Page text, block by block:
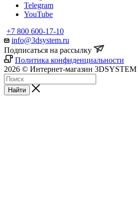
Telegram
YouTube
+7 800 600-17-10
info@3dsystem.ru
Подписаться на рассылку
Политика конфиденциальности
2026 © Интернет-магазин 3DSYSTEM
Найти